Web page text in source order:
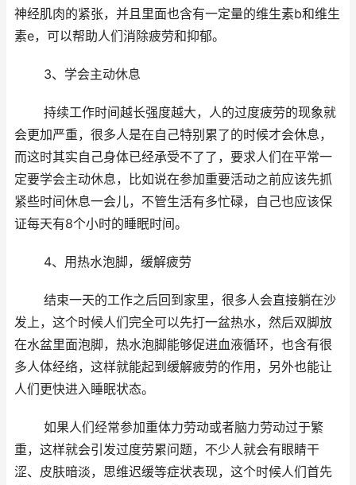
神经肌肉的紧张，并且里面也含有一定量的维生素b和维生
素e，可以帮助人们消除疲劳和抑郁。
3、学会主动休息
持续工作时间越长强度越大，人的过度疲劳的现象就
会更加严重，很多人是在自己特别累了的时候才会休息，
而这时其实自己身体已经承受不了了，要求人们在平常一
定要学会主动休息，比如说在参加重要活动之前应该先抓
紧些时间休息一会儿，不管生活有多忙碌，自己也应该保
证每天有8个小时的睡眠时间。
4、用热水泡脚，缓解疲劳
结束一天的工作之后回到家里，很多人会直接躺在沙
发上，这个时候人们完全可以先打一盆热水，然后双脚放
在水盆里面泡脚，热水泡脚能够促进血液循环，也含有很
多人体经络，这样就能起到缓解疲劳的作用，另外也能让
人们更快进入睡眠状态。
如果人们经常参加重体力劳动或者脑力劳动过于繁
重，这样就会引发过度劳累问题，不少人就会有眼睛干
涩、皮肤暗淡，思维迟缓等症状表现，这个时候人们首先